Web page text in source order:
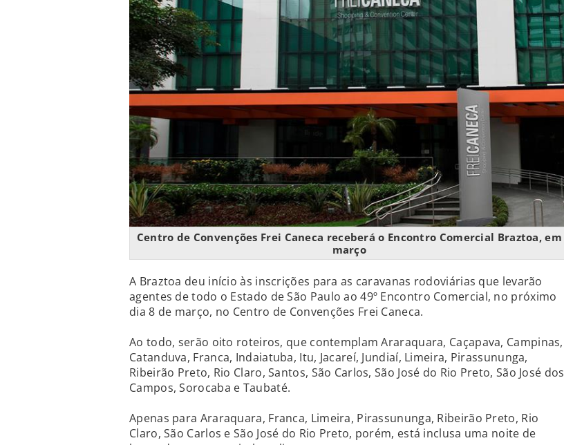
Centro de Convenções Frei Caneca receberá o Encontro Comercial Braztoa, em
março
A Braztoa deu início às inscrições para as caravanas rodoviárias que levarão
agentes de todo o Estado de São Paulo ao 49º Encontro Comercial, no próximo
dia 8 de março, no Centro de Convenções Frei Caneca.
Ao todo, serão oito roteiros, que contemplam Araraquara, Caçapava, Campinas,
Catanduva, Franca, Indaiatuba, Itu, Jacareí, Jundiaí, Limeira, Pirassununga,
Ribeirão Preto, Rio Claro, Santos, São Carlos, São José do Rio Preto, São José dos
Campos, Sorocaba e Taubaté.
Apenas para Araraquara, Franca, Limeira, Pirassununga, Ribeirão Preto, Rio
Claro, São Carlos e São José do Rio Preto, porém, está inclusa uma noite de